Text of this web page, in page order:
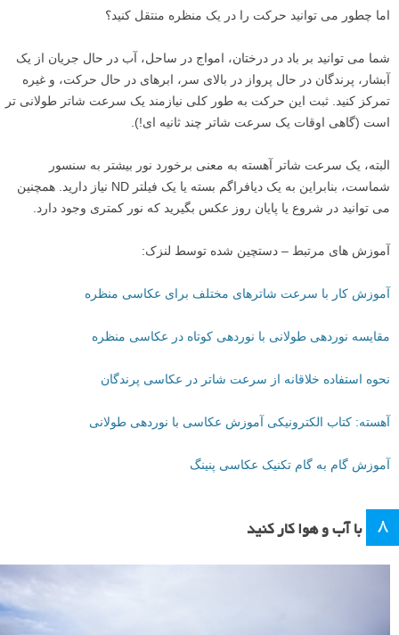
اما چطور می توانید حرکت را در یک منظره منتقل کنید؟
شما می توانید بر باد در درختان، امواج در ساحل، آب در حال جریان از یک
آبشار، پرندگان در حال پرواز در بالای سر، ابرهای در حال حرکت، و غیره
تمرکز کنید. ثبت این حرکت به طور کلی نیازمند یک سرعت شاتر طولانی تر
است (گاهی اوقات یک سرعت شاتر چند ثانیه ای!).
البته، یک سرعت شاتر آهسته به معنی برخورد نور بیشتر به سنسور
شماست، بنابراین به یک دیافراگم بسته یا یک فیلتر ND نیاز دارید. همچنین
می توانید در شروع یا پایان روز عکس بگیرید که نور کمتری وجود دارد.
آموزش های مرتبط – دستچین شده توسط لنزک:
آموزش کار با سرعت شاترهای مختلف برای عکاسی منظره
مقایسه نوردهی طولانی با نوردهی کوتاه در عکاسی منظره
نحوه استفاده خلاقانه از سرعت شاتر در عکاسی پرندگان
آهسته: کتاب الکترونیکی آموزش عکاسی با نوردهی طولانی
آموزش گام به گام تکنیک عکاسی پنینگ
۸ با آب و هوا کار کنید